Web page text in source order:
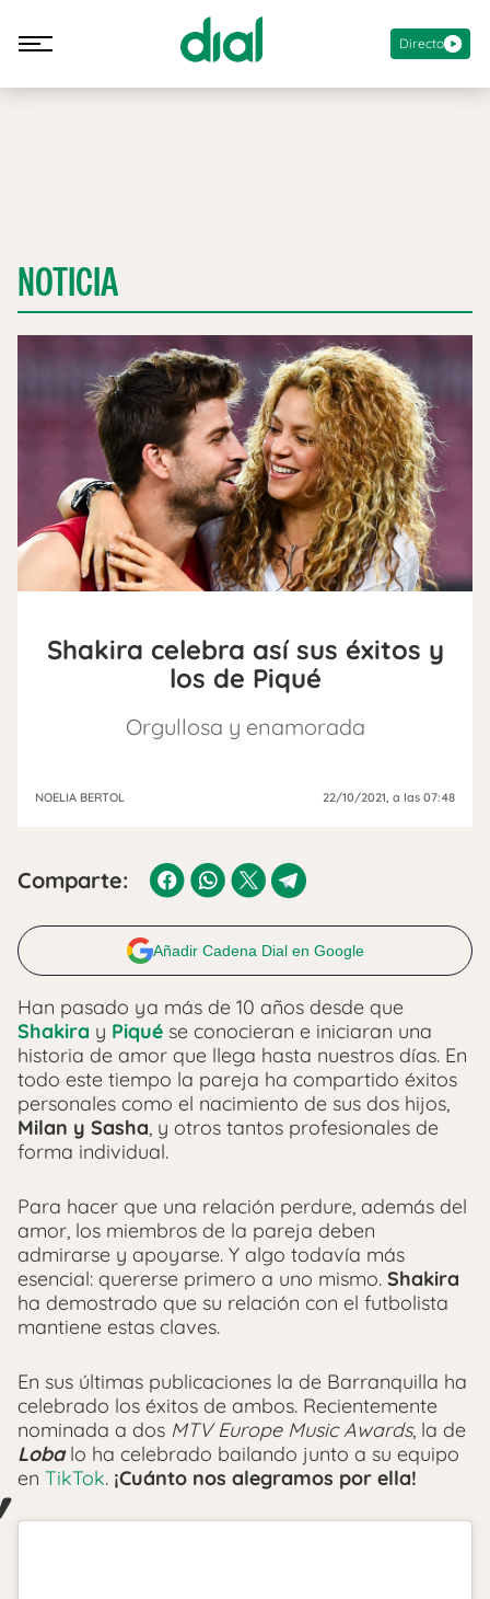
Directo
NOTICIA
Shakira celebra así sus éxitos y
los de Piqué
Orgullosa y enamorada
NOELIA BERTOL 22/10/2021, a las 07:48
Comparte:
Añadir Cadena Dial en Google
Han pasado ya más de 10 años desde que
Shakira y Piqué se conocieran e iniciaran una
historia de amor que llega hasta nuestros días. En
todo este tiempo la pareja ha compartido éxitos
personales como el nacimiento de sus dos hijos,
Milan y Sasha, y otros tantos profesionales de
forma individual.
Para hacer que una relación perdure, además del
amor, los miembros de la pareja deben
admirarse y apoyarse. Y algo todavía más
esencial: quererse primero a uno mismo. Shakira
ha demostrado que su relación con el futbolista
mantiene estas claves.
En sus últimas publicaciones la de Barranquilla ha
celebrado los éxitos de ambos. Recientemente
nominada a dos MTV Europe Music Awards, la de
Lobalo ha celebrado bailando junto a su equipo
en TikTok. ¡Cuánto nos alegramos por ella!